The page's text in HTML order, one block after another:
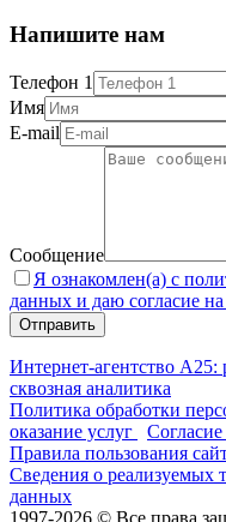
Напишите нам
Телефон 1
Имя
E-mail
Сообщение
Я ознакомлен(а) с
данных и даю согласие
Интернет-агентство А25:
сквозная аналитика
Политика обработки
оказание услуг
Правила пользования
Сведения о реализуемых
данных
1997-2026 © Все права